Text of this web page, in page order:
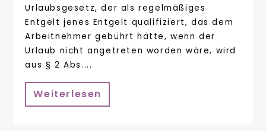
Urlaubsgesetz, der als regelmäßiges
Entgelt jenes Entgelt qualifiziert, das dem
Arbeitnehmer gebührt hätte, wenn der
Urlaub nicht angetreten worden wäre, wird
aus § 2 Abs....
Weiterlesen